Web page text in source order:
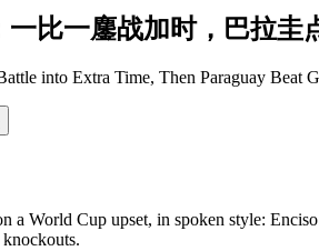
一比一鏖战加时， 巴拉圭
into Extra Time, Then Paraguay Beat
a World Cup upset, in spoken style: